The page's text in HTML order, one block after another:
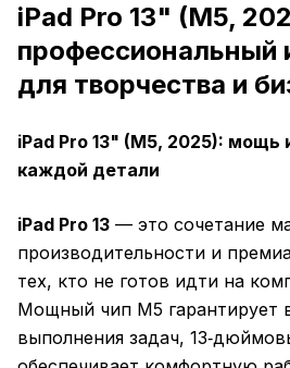
iPad Pro 13" (M5,
профессиональный
для творчества и
iPad Pro 13" (M5, 2025): мощь
каждой детали
iPad Pro 13 — это сочетание
производительности и
тех, кто не готов идти на
Мощный чип M5 гарантирует
выполнения задач,